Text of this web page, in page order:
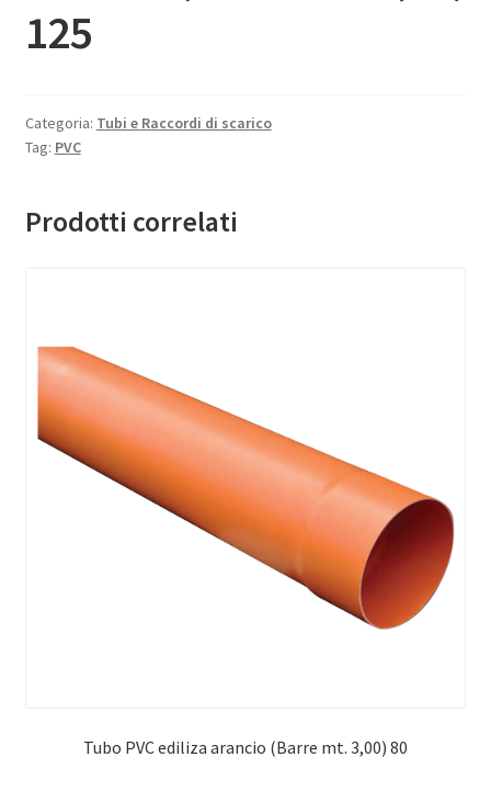
125
Categoria: Tubi e Raccordi di scarico
Tag: PVC
Prodotti correlati
Tubo PVC ediliza arancio (Barre mt. 3,00) 80